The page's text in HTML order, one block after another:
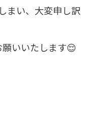
まい、大変申し訳
いいたします😌